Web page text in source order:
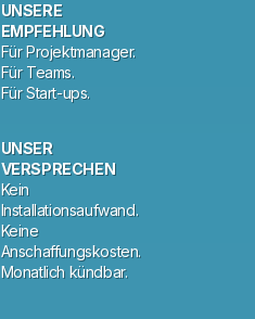
UNSERE
EMPFEHLUNG
Für Projektmanager.
Für Teams.
Für Start-ups.
UNSER
VERSPRECHEN
Kein
Installationsaufwand.
Keine
Anschaffungskosten.
Monatlich kündbar.